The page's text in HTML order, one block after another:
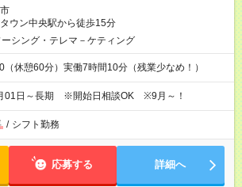
ウン中央駅から徒歩15分
シング・テレマ－ケティング
（休憩60分）実働7時間10分（残業少なめ！）
01日～長期 ※開始日相談OK ※9月～！
/ シフト勤務
応募する 詳細へ